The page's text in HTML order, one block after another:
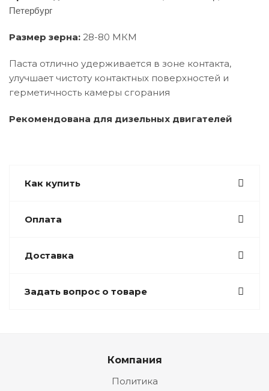
Петербург
Размер зерна: 28-80 МКМ
Паста отлично удерживается в зоне контакта,
улучшает чистоту контактных поверхностей и
герметичность камеры сгорания
Рекомендована для дизельных двигателей
Как купить
Оплата
Доставка
Задать вопрос о товаре
Компания
Политика